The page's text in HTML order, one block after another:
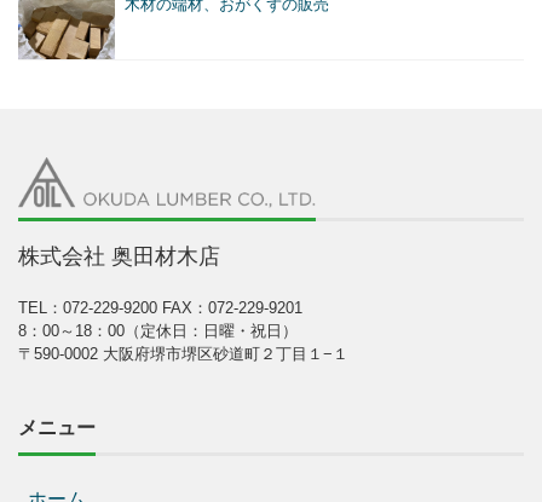
木材の端材、おがくずの販売
株式会社 奥田材木店
TEL：072-229-9200 FAX：072-229-9201
8：00～18：00（定休日：日曜・祝日）
〒590-0002 大阪府堺市堺区砂道町２丁目１−１
メニュー